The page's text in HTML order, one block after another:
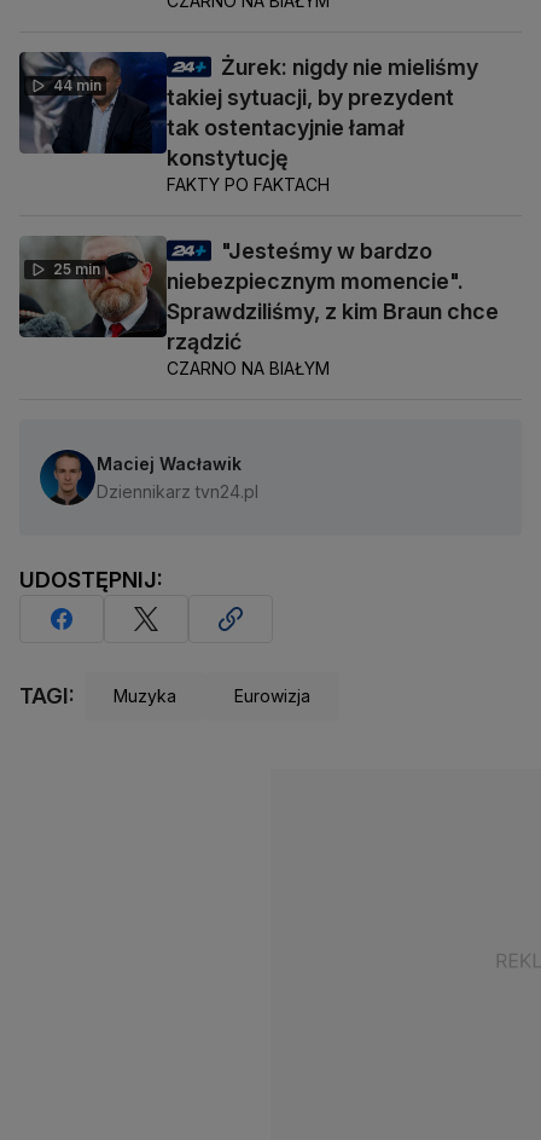
44 min
Żurek: nigdy nie mieliśmy
takiej sytuacji, by prezydent
tak ostentacyjnie łamał
konstytucję
FAKTY PO FAKTACH
25 min
"Jesteśmy w bardzo
niebezpiecznym momencie".
Sprawdziliśmy, z kim Braun chce
rządzić
CZARNO NA BIAŁYM
Maciej Wacławik
Dziennikarz tvn24.pl
UDOSTĘPNIJ:
TAGI: Muzyka Eurowizja